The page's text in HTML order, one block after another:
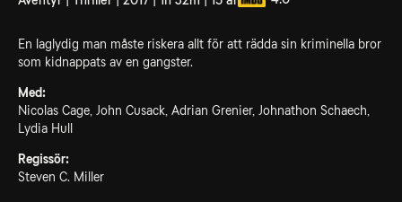
En laglydig man måste riskera allt för att rädda sin kriminella bror
som kidnappats av en gangster.
Med:
Nicolas Cage, John Cusack, Adrian Grenier, Johnathon Schaech,
Lydia Hull
Regissör:
Steven C. Miller